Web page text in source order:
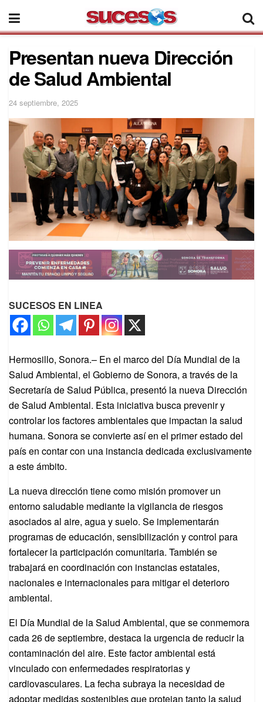
Presentan nueva Dirección
de Salud Ambiental
24 septiembre, 2025
SUCESOS EN LINEA
Hermosillo, Sonora.– En el marco del Día Mundial de la
Salud Ambiental, el Gobierno de Sonora, a través de la
Secretaría de Salud Pública, presentó la nueva Dirección
de Salud Ambiental. Esta iniciativa busca prevenir y
controlar los factores ambientales que impactan la salud
humana. Sonora se convierte así en el primer estado del
país en contar con una instancia dedicada exclusivamente
a este ámbito.
La nueva dirección tiene como misión promover un
entorno saludable mediante la vigilancia de riesgos
asociados al aire, agua y suelo. Se implementarán
programas de educación, sensibilización y control para
fortalecer la participación comunitaria. También se
trabajará en coordinación con instancias estatales,
nacionales e internacionales para mitigar el deterioro
ambiental.
El Día Mundial de la Salud Ambiental, que se conmemora
cada 26 de septiembre, destaca la urgencia de reducir la
contaminación del aire. Este factor ambiental está
vinculado con enfermedades respiratorias y
cardiovasculares. La fecha subraya la necesidad de
adoptar medidas sostenibles que protejan tanto la salud